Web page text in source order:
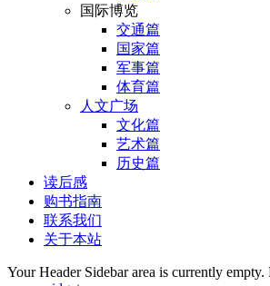
国际博览
交通篇
国家篇
军事篇
体育篇
人文广场
文化篇
艺术篇
历史篇
读后感
购书指南
联系我们
关于本站
Your Header Sidebar area is currently